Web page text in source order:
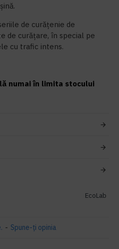
de curățenie de
de curățare, în special pe
cu trafic intens.
numai în limita stocului
EcoLab
- Spune-ţi opinia